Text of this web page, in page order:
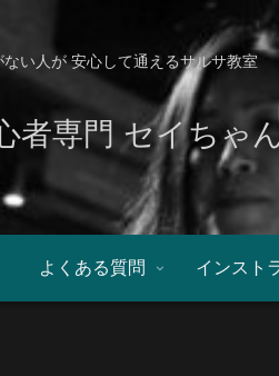
い人が 安心して通えるサルサ教室
者専門 セイちゃ
よくある質問 インスト